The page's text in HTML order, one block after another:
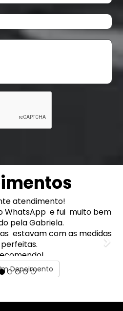
atendimento!
WhatsApp e fui muito bem
pela Gabriela.
estavam com as medidas
perfeitas.
Adorno